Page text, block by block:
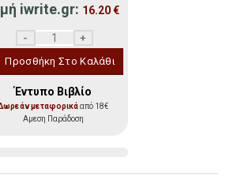
iwrite.gr: 16.20€
Συμβουλές Υγείας από τη Θιβετανική
Προσθήκη Στο Καλάθι
Έντυπο Βιβλίο
μεταφορικάαπό 18€
Αμεση Παράδοση